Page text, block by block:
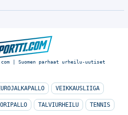
| Suomen parhaat urheilu-uutiset
VEIKKAUSLIIGA
TALVIURHEILU TENNIS